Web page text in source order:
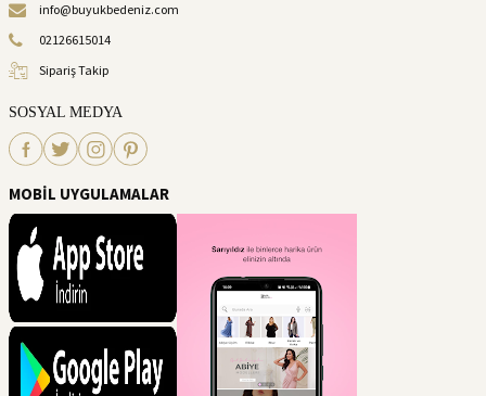
info@buyukbedeniz.com
02126615014
Sipariş Takip
SOSYAL MEDYA
MOBİL UYGULAMALAR